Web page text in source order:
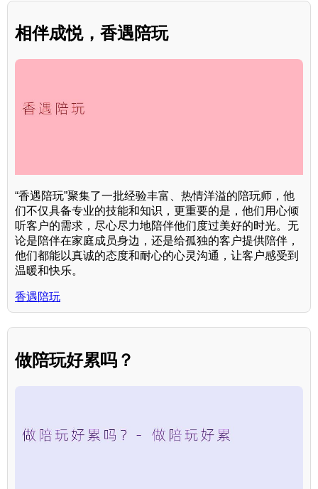
相伴成悦，香遇陪玩
“香遇陪玩”聚集了一批经验丰富、热情洋溢的陪玩师，他
们不仅具备专业的技能和知识，更重要的是，他们用心倾
听客户的需求，尽心尽力地陪伴他们度过美好的时光。无
论是陪伴在家庭成员身边，还是给孤独的客户提供陪伴，
他们都能以真诚的态度和耐心的心灵沟通，让客户感受到
温暖和快乐。
香遇陪玩
做陪玩好累吗？